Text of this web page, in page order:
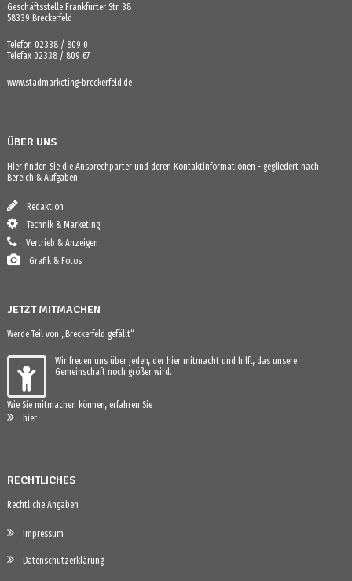
Geschäftsstelle Frankfurter Str. 38
58339 Breckerfeld
Telefon 02338 / 809 0
Telefax 02338 / 809 67
www.stadmarketing-breckerfeld.de
ÜBER UNS
Hier finden Sie die Ansprechparter und deren Kontaktinformationen - gegliedert nach
Bereich & Aufgaben
Redaktion
Technik & Marketing
Vertrieb & Anzeigen
Grafik & Fotos
JETZT MITMACHEN
Werde Teil von „Breckerfeld gefällt“
Wir freuen uns über jeden, der hier mitmacht und hilft, das unsere
Gemeinschaft noch größer wird.
Wie Sie mitmachen können, erfahren Sie
hier
RECHTLICHES
Rechtliche Angaben
Impressum
Datenschutzerklärung